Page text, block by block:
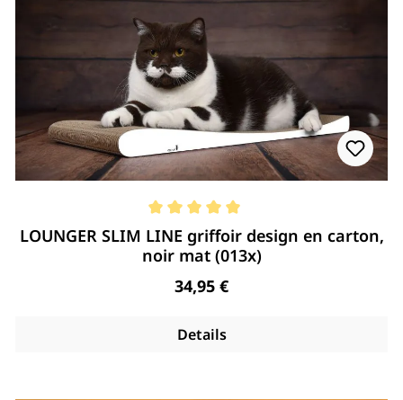
Note moyenne de 5 de 5 étoiles
LOUNGER SLIM LINE griffoir design en carton,
noir mat (013x)
Regulärer Preis:
34,95 €
Details